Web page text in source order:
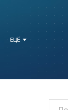
ЕЩЁ